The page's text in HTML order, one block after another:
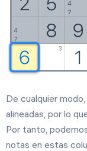
De cualquier
alineadas, por lo
Por tanto,
notas en estas